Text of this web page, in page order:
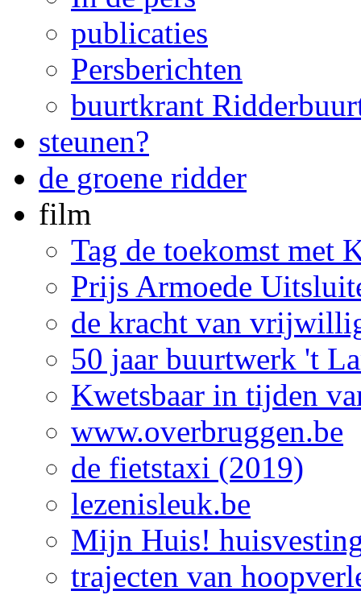
publicaties
Persberichten
buurtkrant
steunen?
de groene ridder
film
Tag de toekomst met
Prijs Armoede
de kracht van
50 jaar buurtwerk 't
Kwetsbaar in tijden
www.overbruggen.be
de fietstaxi (2019)
lezenisleuk.be
Mijn Huis!
trajecten van